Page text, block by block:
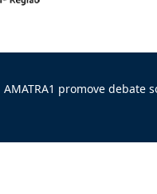
AMATRA1 promove debate